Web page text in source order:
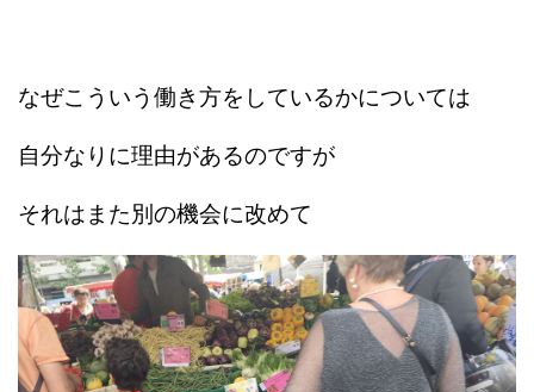
なぜこういう働き方をしているかについては
自分なりに理由があるのですが
それはまた別の機会に改めて